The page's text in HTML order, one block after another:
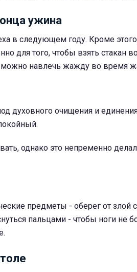
ужина
в следующем году. Кроме
для того, чтобы взять стакан
навлечь жажду во время
духовного очищения и
однако это непременно
предметы - оберег от злой
пальцами - чтобы ноги не